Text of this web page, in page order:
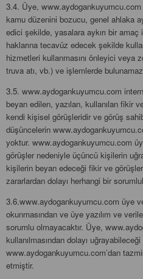
3.4. Üye,
kamu düzenini bozucu, genel ahlaka
edici şekilde, yasalara aykırı bir amaç
haklarına tecavüz edecek şekilde
hizmetleri kullanmasını önleyici veya
truva atı, vb.) ve işlemlerde
3.5. www.aydogankuyumcu.com
beyan edilen, yazılan, kullanılan fikir
kendi kişisel görüşleridir ve görüş
düşüncelerin
yoktur. www.aydogankuyumcu.com
görüşler nedeniyle üçüncü kişilerin
kişilerin beyan edeceği fikir ve
zararlardan dolayı herhangi bir
3.6.www.aydogankuyumcu.com üye
okunmasından ve üye yazılım ve
sorumlu olmayacaktır. Üye,
kullanılmasından dolayı
www.aydogankuyumcu.com’dan
etmiştir.